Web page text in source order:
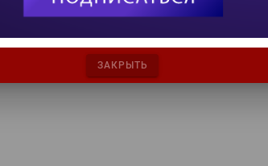
ЗАКРЫТЬ